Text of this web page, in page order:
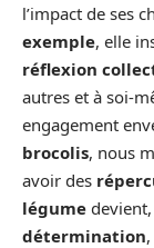
l’impact de ses
exemple, elle
réflexion
autres et à soi-
engagement
brocolis, nous
avoir des
légume
détermination